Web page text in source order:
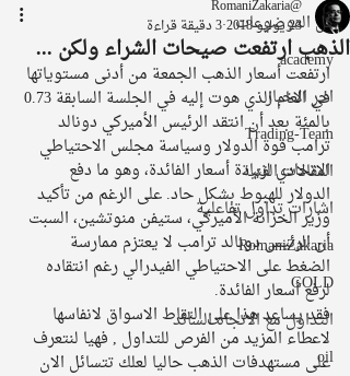
كل الموضوعات
academy
اخر الاخبار
Trading-Team
المقالات الفنية
اشارات تداول تفاعلية
RomaniZakaria
GOLD
التداول مع الاتجاه السائد
oil
الذهب ارتفعت صيحات الشراء ولكن ...
@RomaniZakaria
23 يوليو 2018
3 دقيقة قراءة
ارتفعت أسعار الذهب الجمعة من أدنى مستوياتها
بالمئة بعد أن انتقد الرئيس الأميركي دونالد
ترامب قوة الدولار وسياسة مجلس الاحتياطي
الاتحادي لزيادة أسعار الفائدة، وهو ما دفع
الدولار للهبوط بشكل حاد. على الرغم من تأكيد
وزير الخزانة الأميركي، ستيفن منوتشين، السبت
أن الرئيس دونالد ترامب لا يعتزم ممارسة
الضغط على الاحتياطي الفيدرالي رغم انتقاده
لرفع أسعار الفائدة.
فقد يساعد هذا على التقاط الاسواق لانفاسها
لاعطاء المزيد من الفرص للتداول , فهيا لنتعرف
على مستهدفات الذهب حاليا لعلك تتسائل الان